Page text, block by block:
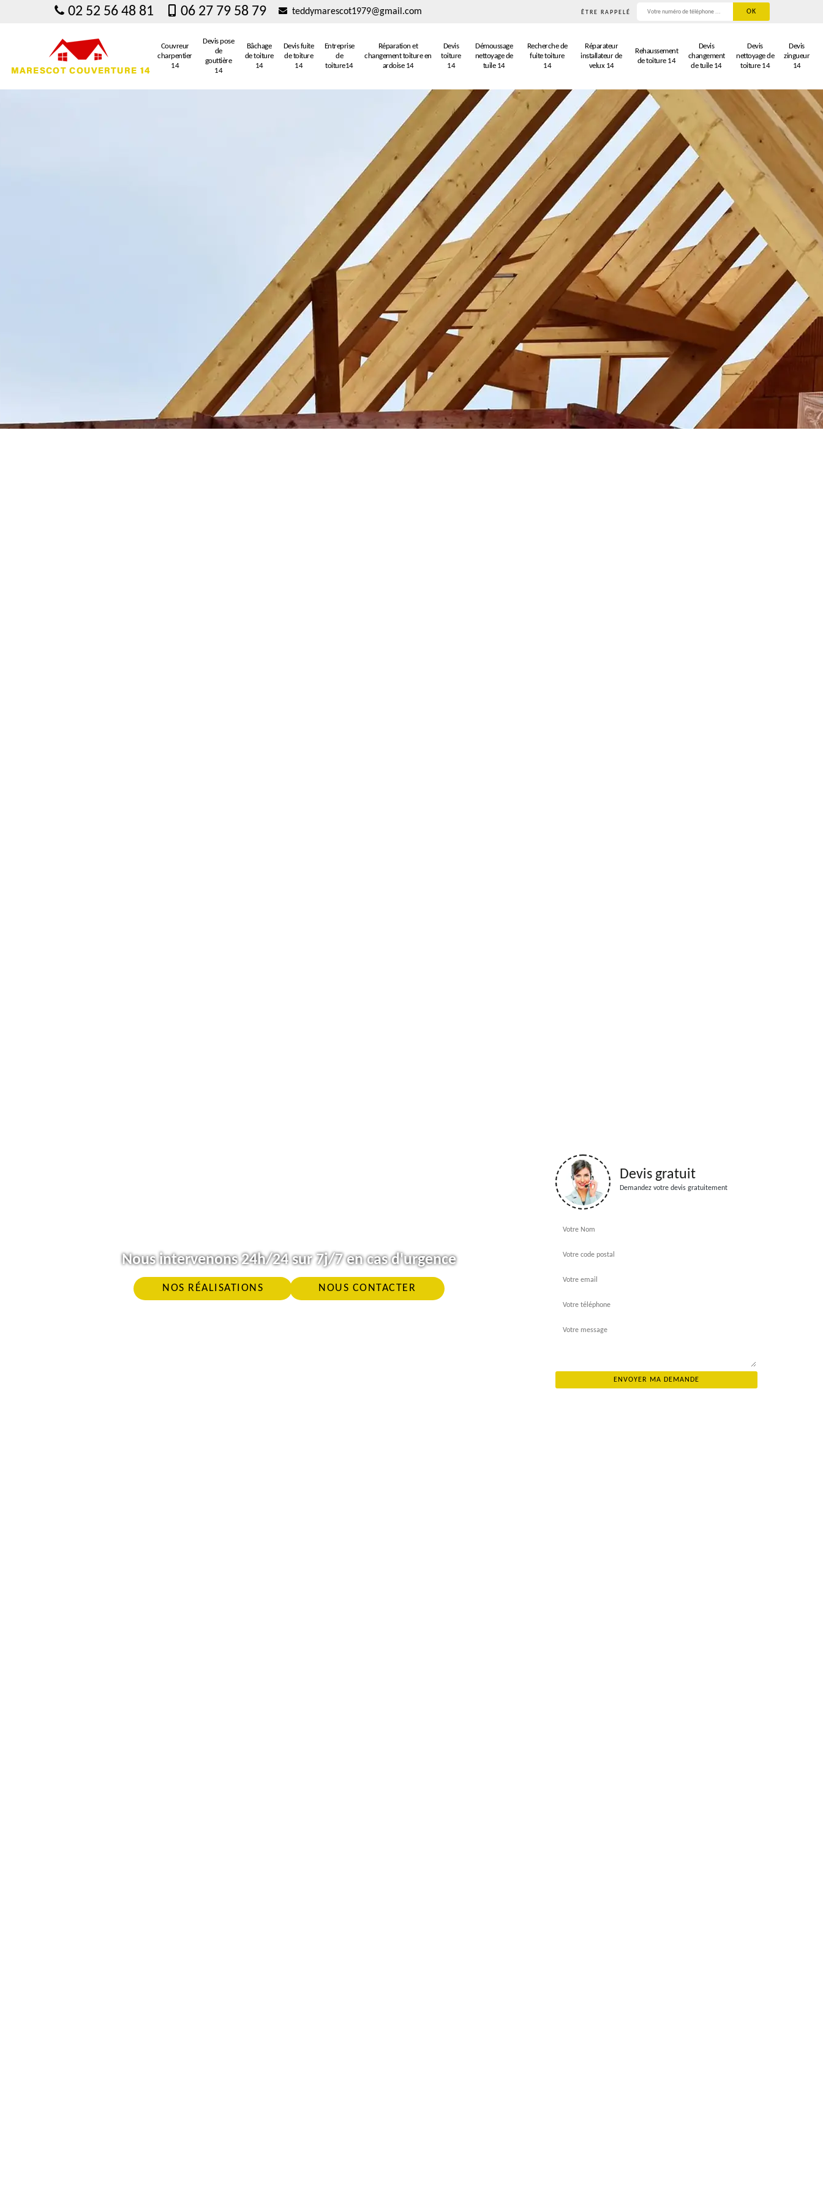
02 52 56 48 81 06 27 79 58 79 teddymarescot1979@gmail.com ÊTRE RAPPELÉ
Couvreur
charpentier
14
Devis pose
de
gouttière
14
Bâchage
de toiture
14
Devis fuite
de toiture
14
Entreprise
de
toiture14
Réparation et
changement toiture en
ardoise 14
Devis
toiture
14
Démoussage
nettoyage de
tuile 14
Recherche de
fuite toiture
14
Réparateur
installateur de
velux 14
Rehaussement
de toiture 14
Devis
changement
de tuile 14
Devis
nettoyage de
toiture 14
Devis
zingueur
14
Nous intervenons 24h/24 sur 7j/7 en cas d'urgence
NOS RÉALISATIONS NOUS CONTACTER
Devis gratuit
Demandez votre devis gratuitement